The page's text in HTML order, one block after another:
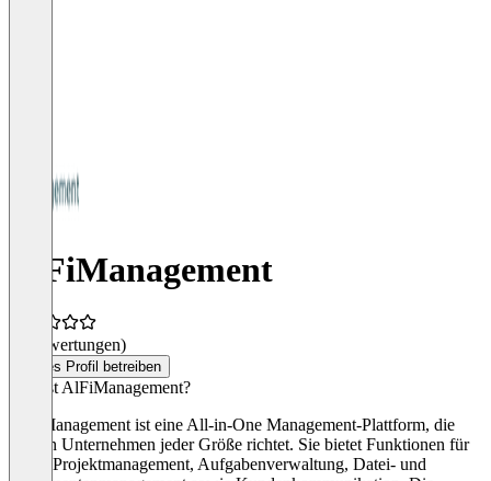
AlFiManagement
(0 Bewertungen)
Dieses Profil betreiben
Was ist AlFiManagement?
AlFiManagement ist eine All-in-One Management-Plattform, die
sich an Unternehmen jeder Größe richtet. Sie bietet Funktionen für
agiles Projektmanagement, Aufgabenverwaltung, Datei- und